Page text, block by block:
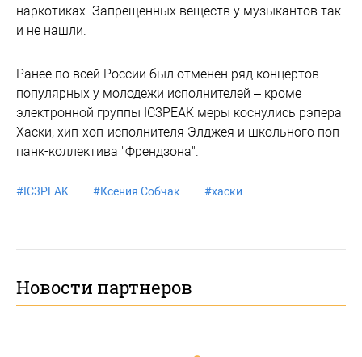
наркотиках. Запрещенных веществ у музыкантов так
и не нашли.
Ранее по всей России был отменен ряд концертов
популярных у молодежи исполнителей – кроме
электронной группы IC3PEAK меры коснулись рэпера
Хаски, хип-хоп-исполнителя Элджея и школьного поп-
панк-коллектива "Френдзона".
# IC3PEAK #Ксения Собчак #хаски
Новости партнеров